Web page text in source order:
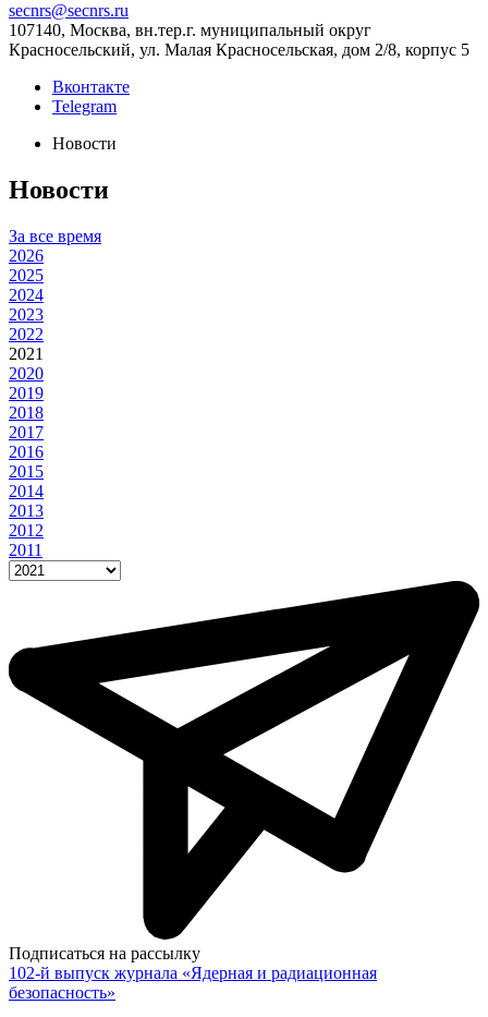
secnrs@secnrs.ru
107140, Москва, вн.тер.г. муниципальный округ
Красносельский, ул. Малая Красносельская, дом 2/8, корпус 5
Вконтакте
Telegram
Новости
Новости
За все время
2026
2025
2024
2023
2022
2021
2020
2019
2018
2017
2016
2015
2014
2013
2012
2011
Подписаться на рассылку
102-й выпуск журнала «Ядерная и радиационная
безопасность»